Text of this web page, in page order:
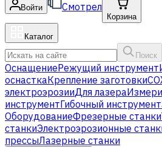
Войти Смотрел
Корзина
Каталог
Поиск
ОснащениеРежущий инструмент
оснасткаКрепление заготовки
электроэрозииДля лазера
инструментГибочный инструмент
ОборудованиеФрезерные станки
станкиЭлектроэрозионные
прессыЛазерные станки